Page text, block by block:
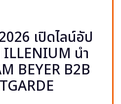
เปิดไลน์อัป
นำ
BEYER B2B